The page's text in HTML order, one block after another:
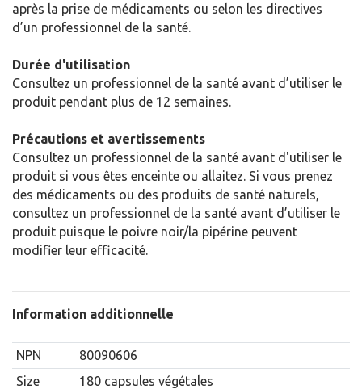
après la prise de médicaments ou selon les directives
d’un professionnel de la santé.
Durée d'utilisation
Consultez un professionnel de la santé avant d’utiliser le
produit pendant plus de 12 semaines.
Précautions et avertissements
Consultez un professionnel de la santé avant d'utiliser le
produit si vous êtes enceinte ou allaitez. Si vous prenez
des médicaments ou des produits de santé naturels,
consultez un professionnel de la santé avant d’utiliser le
produit puisque le poivre noir/la pipérine peuvent
modifier leur efficacité.
Information additionnelle
NPN
80090606
Size
180 capsules végétales